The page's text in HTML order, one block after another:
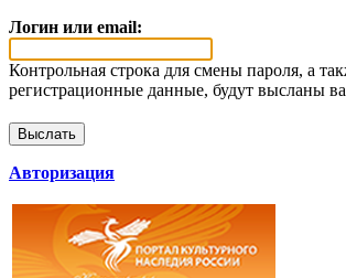
Логин или email:
Контрольная строка для смены пароля, а
регистрационные данные, будут высланы
Авторизация